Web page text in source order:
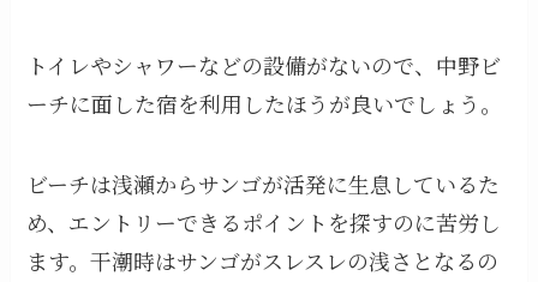
トイレやシャワーなどの設備がないので、中野ビ
ーチに面した宿を利用したほうが良いでしょう。
ビーチは浅瀬からサンゴが活発に生息しているた
め、エントリーできるポイントを探すのに苦労し
ます。干潮時はサンゴがスレスレの浅さとなるの